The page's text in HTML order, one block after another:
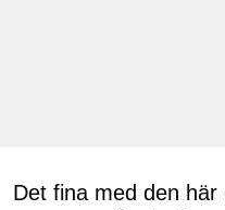
Det fina med den